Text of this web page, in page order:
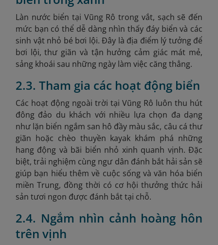
Làn nước biển tại Vũng Rô trong vắt, sạch sẽ đến
mức bạn có thể dễ dàng nhìn thấy đáy biển và các
sinh vật nhỏ bé bơi lội. Đây là địa điểm lý tưởng để
bơi lội, thư giãn và tận hưởng cảm giác mát mẻ,
sảng khoái sau những ngày làm việc căng thẳng.
2.3. Tham gia các hoạt động biển
Các hoạt động ngoài trời tại Vũng Rô luôn thu hút
đông đảo du khách với nhiều lựa chọn đa dạng
như lặn biển ngắm san hô đầy màu sắc, câu cá thư
giãn hoặc chèo thuyền kayak khám phá những
hang động và bãi biển nhỏ xinh quanh vịnh. Đặc
biệt, trải nghiệm cùng ngư dân đánh bắt hải sản sẽ
giúp bạn hiểu thêm về cuộc sống và văn hóa biển
miền Trung, đồng thời có cơ hội thưởng thức hải
sản tươi ngon được đánh bắt tại chỗ.
2.4. Ngắm nhìn cảnh hoàng hôn
trên vịnh